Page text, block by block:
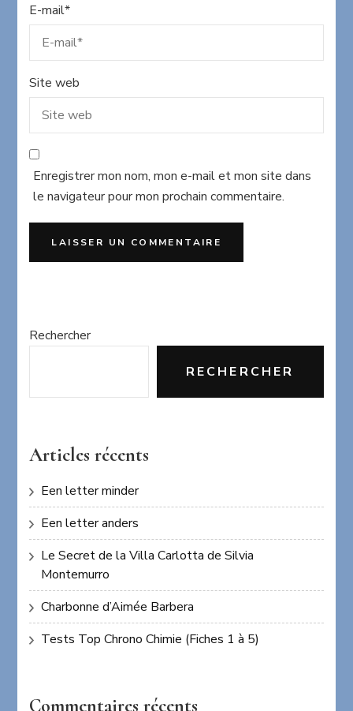
E-mail*
Site web
Enregistrer mon nom, mon e-mail et mon site dans
le navigateur pour mon prochain commentaire.
Rechercher
RECHERCHER
Articles récents
Een letter minder
Een letter anders
Le Secret de la Villa Carlotta de Silvia
Montemurro
Charbonne d’Aimée Barbera
Tests Top Chrono Chimie (Fiches 1 à 5)
Commentaires récents